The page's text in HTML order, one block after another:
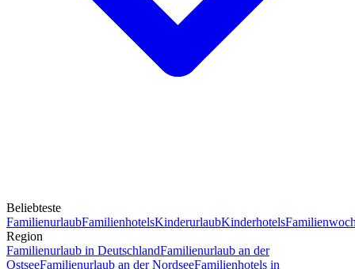
Beliebteste
FamilienurlaubFamilienhotelsKinderurlaubKinderhotels
Region
Familienurlaub in DeutschlandFamilienurlaub an der
OstseeFamilienurlaub an der NordseeFamilienhotels in